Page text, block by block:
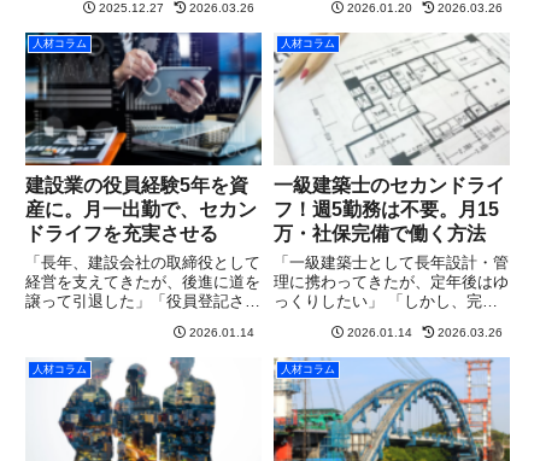
す。実際にウィルホープ行政書士
事務所にも、有資格者が引退して
しまった有資格者が見つからず建
設業許可が取れない許可更新や業
種追...
2025.12.27 2026.03.26
のは、社会との繋がりが切れるよ
うで寂しい」 「かといって、週5
日フルタイムで現場や事務所に縛
られるのは体力的にもう厳し...
2026.01.20 2026.03.26
人材コラム
建設業の役員経験5年を資
産に。月一出勤で、セカン
ドライフを充実させる
「長年、建設会社の取締役として
経営を支えてきたが、後進に道を
譲って引退した」「役員登記され
経歴、何かに活かせないか？」
「かといって、週5日フルタイム
で現場や事務所に縛られるのは体
力的にもう厳しい」今、そんな
2026.01.14
人材コラム
一級建築士のセカンドライ
フ！週5勤務は不要。月15
万・社保完備で働く方法
​「一級建築士として長年設計・管
理に携わってきたが、定年後はゆ
っくりしたい」 「しかし、完全
との繋がりが切れるようで寂し
い」 「かといって、週5日フルタ
イムで現場や事務所に縛られるの
は体力的にもう厳しい」今、そ...
2026.01.14 2026.03.26
人材コラム 人材コラム